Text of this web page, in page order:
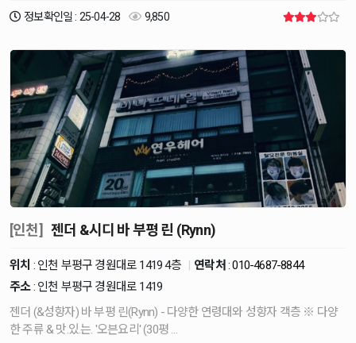
정보확인일 : 25-04-28 9,850
[인천] 젠더 &시디 바 부평 린 (Rynn)
위치 : 인천 부평구 경원대로 1419 4층 | 연락처 :010-4687-8844
주소: 인천 부평구 경원대로 1419
젠더 (&성향자) 바 부평 린(Rynn) - 다양한 연령대와 성향자 객층 ※ 다양
한 주류 & 맛.있.는. '오븐요리' (30평 …